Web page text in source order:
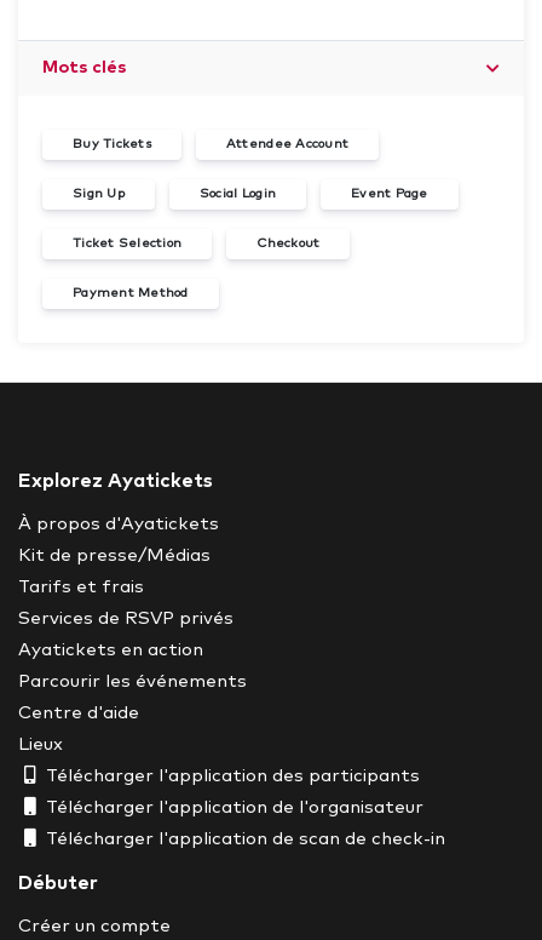
Mots clés
Buy Tickets Attendee Account
Sign Up Social Login Event Page
Ticket Selection Checkout
Payment Method
Explorez Ayatickets
À propos d'Ayatickets
Kit de presse/Médias
Tarifs et frais
Services de RSVP privés
Ayatickets en action
Parcourir les événements
Centre d'aide
Lieux
Télécharger l'application des participants
Télécharger l'application de l'organisateur
Télécharger l'application de scan de check-in
Débuter
Créer un compte